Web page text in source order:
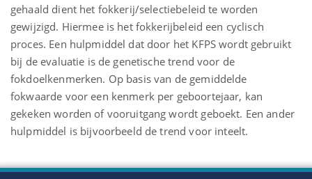
gehaald dient het fokkerij/selectiebeleid te worden
gewijzigd. Hiermee is het fokkerijbeleid een cyclisch
proces. Een hulpmiddel dat door het KFPS wordt gebruikt
bij de evaluatie is de genetische trend voor de
fokdoelkenmerken. Op basis van de gemiddelde
fokwaarde voor een kenmerk per geboortejaar, kan
gekeken worden of vooruitgang wordt geboekt. Een ander
hulpmiddel is bijvoorbeeld de trend voor inteelt.